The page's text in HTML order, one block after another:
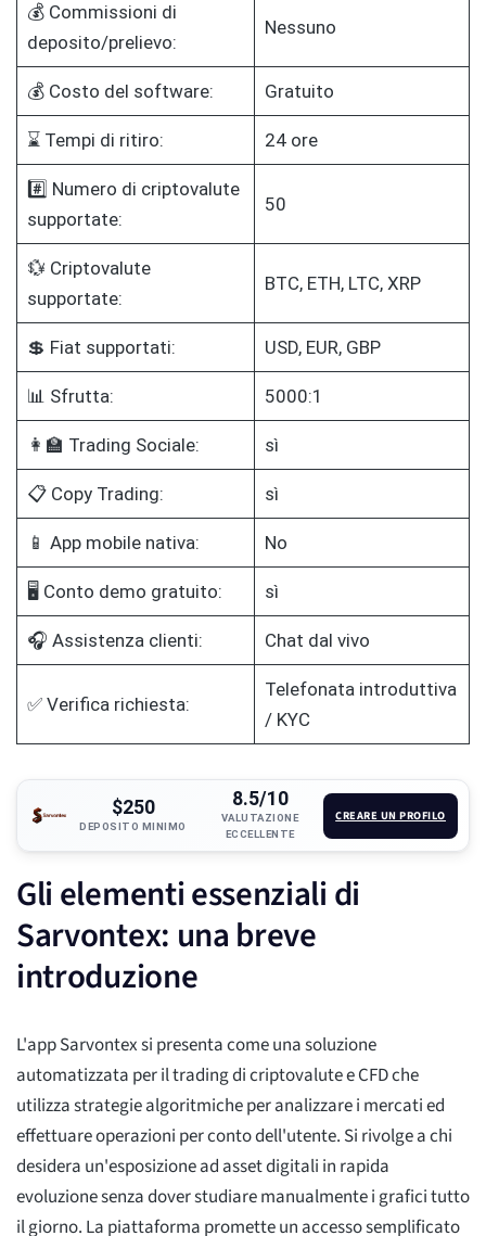
💰 Commissioni di
deposito/prelievo:
Nessuno
💰 Costo del software: Gratuito
⌛ Tempi di ritiro: 24 ore
#️⃣ Numero di criptovalute
supportate:
50
💱 Criptovalute
supportate:
BTC, ETH, LTC, XRP
💲 Fiat supportati: USD, EUR, GBP
📊 Sfrutta: 5000:1
👩‍🏫 Trading Sociale: sì
📋 Copy Trading: sì
📱 App mobile nativa: No
🖥️ Conto demo gratuito: sì
🎧 Assistenza clienti: Chat dal vivo
✅ Verifica richiesta:
Telefonata introduttiva
/ KYC
$250
DEPOSITO MINIMO
8.5/10
VALUTAZIONE
ECCELLENTE
CREARE UN PROFILO
Gli elementi essenziali di
Sarvontex: una breve
introduzione
L'app Sarvontex si presenta come una soluzione
automatizzata per il trading di criptovalute e CFD che
utilizza strategie algoritmiche per analizzare i mercati ed
effettuare operazioni per conto dell'utente. Si rivolge a chi
desidera un'esposizione ad asset digitali in rapida
evoluzione senza dover studiare manualmente i grafici tutto
il giorno. La piattaforma promette un accesso semplificato